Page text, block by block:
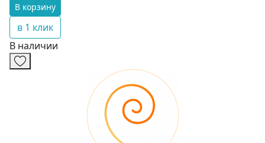
В корзину
в 1 клик
В наличии